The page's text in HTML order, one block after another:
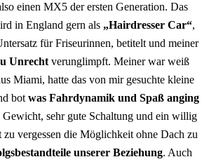
einen MX5 der ersten Generation. Das
in England gern als „Hairdresser Car“,
für Friseurinnen, betitelt und meiner
Unrecht verunglimpft. Meiner war weiß
Miami, hatte das von mir gesuchte kleine
bot was Fahrdynamik und Spaß anging
Gewicht, sehr gute Schaltung und ein willig
vergessen die Möglichkeit ohne Dach zu
unserer Beziehung. Auch